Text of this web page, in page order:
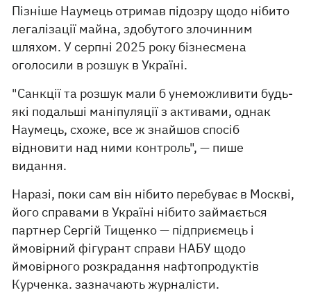
Пізніше Наумець отримав підозру щодо нібито
легалізації майна, здобутого злочинним
шляхом. У серпні 2025 року бізнесмена
оголосили в розшук в Україні.
"Санкції та розшук мали б унеможливити будь-
які подальші маніпуляції з активами, однак
Наумець, схоже, все ж знайшов спосіб
відновити над ними контроль", — пише
видання.
Наразі, поки сам він нібито перебуває в Москві,
його справами в Україні нібито займається
партнер Сергій Тищенко — підприємець і
ймовірний фігурант справи НАБУ щодо
ймовірного розкрадання нафтопродуктів
Курченка. зазначають журналісти.